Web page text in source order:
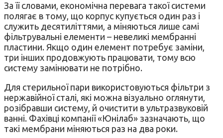
За її словами, економічна перевага такої системи
полягає в тому, що корпус купується один раз і
служить десятиліттями, а міняються лише самі
фільтрувальні елементи – невеликі мембранні
пластини. Якщо один елемент потребує заміни,
три інших продовжують працювати, тому всю
систему замінювати не потрібно.
Для стерильної пари використовуються фільтри з
нержавійної сталі, які можна візуально оглянути,
розібравши систему, й очистити в ультразвуковій
ванні. Фахівці компанії «Юнілаб» зазначають, що
такі мембрани міняються раз на два роки.